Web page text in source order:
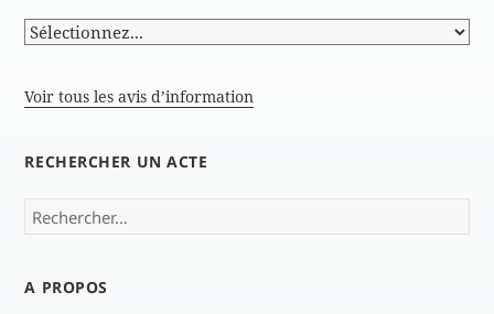
Voir tous les avis d’information
RECHERCHER UN ACTE
Rechercher :
A PROPOS